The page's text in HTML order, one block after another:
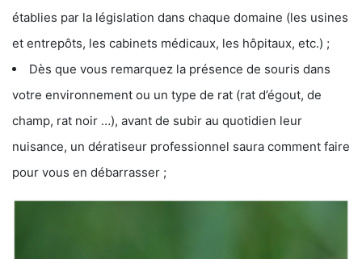
établies par la législation dans chaque domaine (les usines
et entrepôts, les cabinets médicaux, les hôpitaux, etc.) ;
Dès que vous remarquez la présence de souris dans
votre environnement ou un type de rat (rat d’égout, de
champ, rat noir …), avant de subir au quotidien leur
nuisance, un dératiseur professionnel saura comment faire
pour vous en débarrasser ;